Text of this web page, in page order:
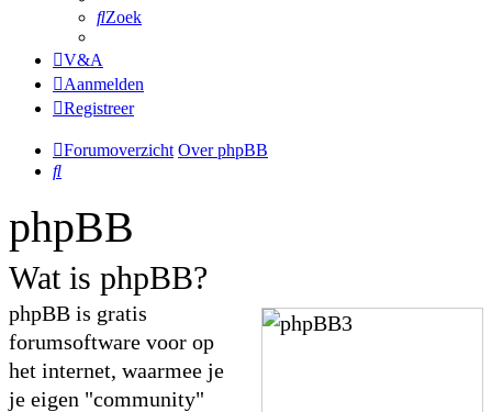
Zoek
V&A
Aanmelden
Registreer
Forumoverzicht Over phpBB
Zoek
phpBB
Wat is phpBB?
phpBB is gratis
forumsoftware voor op
het internet, waarmee je
je eigen "community"